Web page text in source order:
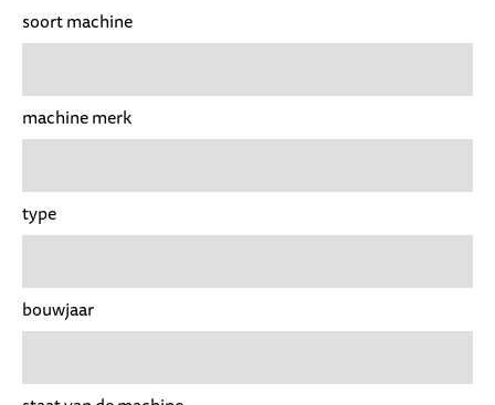
soort machine
machine merk
type
bouwjaar